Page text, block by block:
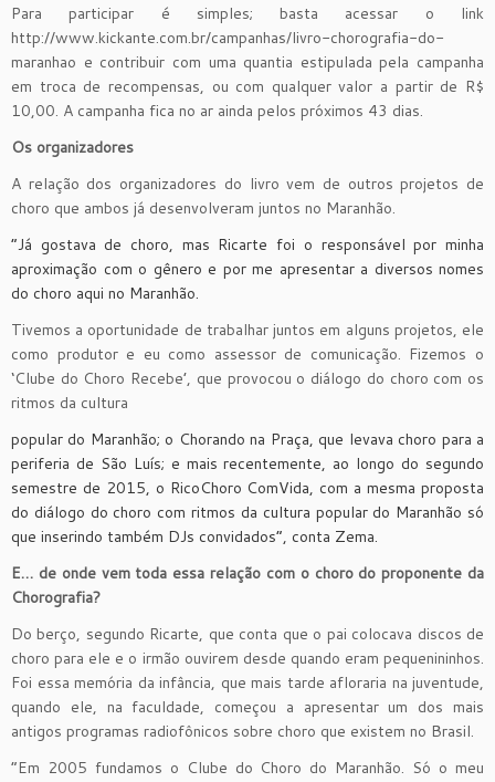
Para participar é simples; basta acessar o link
http://www.kickante.com.br/campanhas/livro-chorografia-do-
maranhao e contribuir com uma quantia estipulada pela campanha
em troca de recompensas, ou com qualquer valor a partir de R$
10,00. A campanha fica no ar ainda pelos próximos 43 dias.
Os organizadores
A relação dos organizadores do livro vem de outros projetos de
choro que ambos já desenvolveram juntos no Maranhão.
“Já gostava de choro, mas Ricarte foi o responsável por minha
aproximação com o gênero e por me apresentar a diversos nomes
do choro aqui no Maranhão.
Tivemos a oportunidade de trabalhar juntos em alguns projetos, ele
como produtor e eu como assessor de comunicação. Fizemos o
‘Clube do Choro Recebe’, que provocou o diálogo do choro com os
ritmos da cultura
popular do Maranhão; o Chorando na Praça, que levava choro para a
periferia de São Luís; e mais recentemente, ao longo do segundo
semestre de 2015, o RicoChoro ComVida, com a mesma proposta
do diálogo do choro com ritmos da cultura popular do Maranhão só
que inserindo também DJs convidados”, conta Zema.
E… de onde vem toda essa relação com o choro do proponente da
Chorografia?
Do berço, segundo Ricarte, que conta que o pai colocava discos de
choro para ele e o irmão ouvirem desde quando eram pequenininhos.
Foi essa memória da infância, que mais tarde afloraria na juventude,
quando ele, na faculdade, começou a apresentar um dos mais
antigos programas radiofônicos sobre choro que existem no Brasil.
“Em 2005 fundamos o Clube do Choro do Maranhão. Só o meu